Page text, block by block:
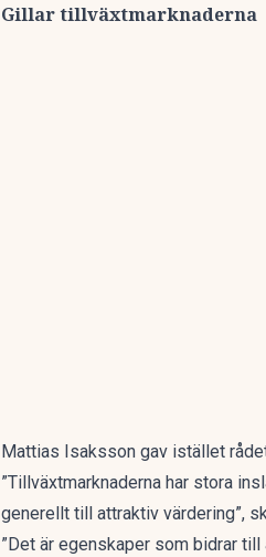
Gillar tillväxtmarknaderna
Mattias Isaksson gav istället
”Tillväxtmarknaderna har stora
generellt till attraktiv värdering”,
”Det är egenskaper som bidrar